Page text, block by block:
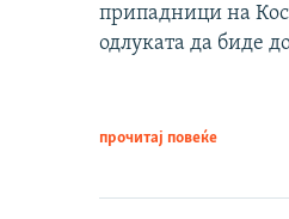
припадници на
одлуката да биде
прочитај повеќе